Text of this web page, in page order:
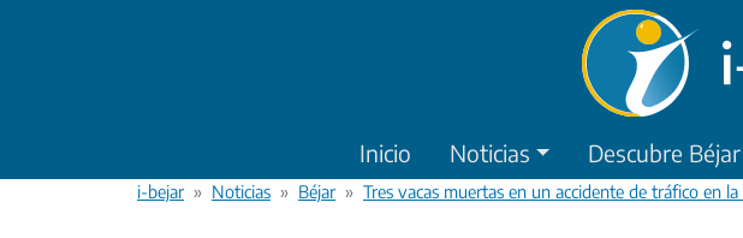
Inicio Noticias Descubre Béjar
i-bejar Noticias Béjar Tres vacas muertas en un accidente de tráfico en